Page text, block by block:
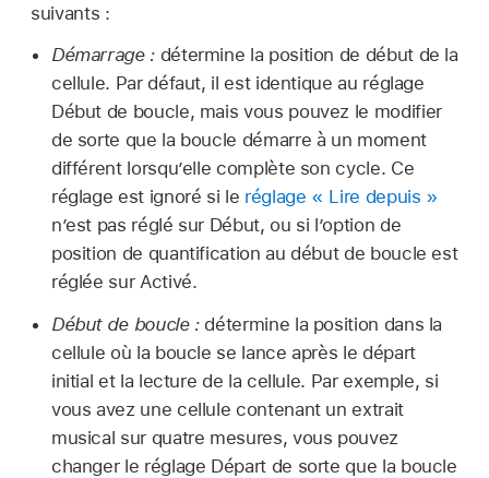
suivants :
Démarrage :détermine la position de début de la
cellule. Par défaut, il est identique au réglage
Début de boucle, mais vous pouvez le modifier
de sorte que la boucle démarre à un moment
différent lorsqu’elle complète son cycle. Ce
réglage est ignoré si le réglage « Lire depuis »
n’est pas réglé sur Début, ou si l’option de
position de quantification au début de boucle est
réglée sur Activé.
Début de boucle :détermine la position dans la
cellule où la boucle se lance après le départ
initial et la lecture de la cellule. Par exemple, si
vous avez une cellule contenant un extrait
musical sur quatre mesures, vous pouvez
changer le réglage Départ de sorte que la boucle